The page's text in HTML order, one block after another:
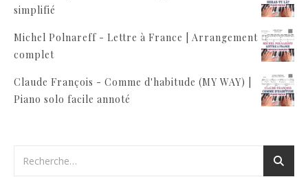
simplifié
Michel Polnareff - Lettre à France | Arrangement
complet
Claude François - Comme d'habitude (MY WAY) |
Piano solo facile annoté